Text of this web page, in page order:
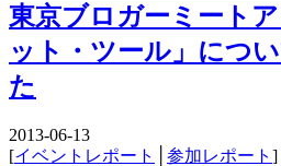
東京ブロガーミート
ット・ツール」につ
た
2013-06-13
[イベントレポート 参加レポート ]